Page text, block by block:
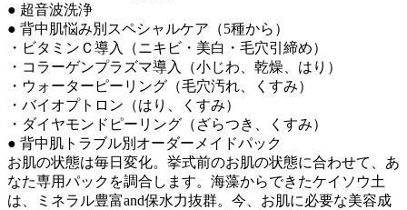
● 超音波洗浄
● 背中肌悩み別スペシャルケア（5種から）
・ビタミンＣ導入（ニキビ・美白・毛穴引締め）
・コラーゲンプラズマ導入（小じわ、乾燥、はり）
・ウォーターピーリング（毛穴汚れ、くすみ）
・バイオプトロン（はり、くすみ）
・ダイヤモンドピーリング（ざらつき、くすみ）
● 背中肌トラブル別オーダーメイドパック
お肌の状態は毎日変化。挙式前のお肌の状態に合わせて、あ
なた専用パックを調合します。海藻からできたケイソウ土
は、ミネラル豊富and保水力抜群。今、お肌に必要な美容成